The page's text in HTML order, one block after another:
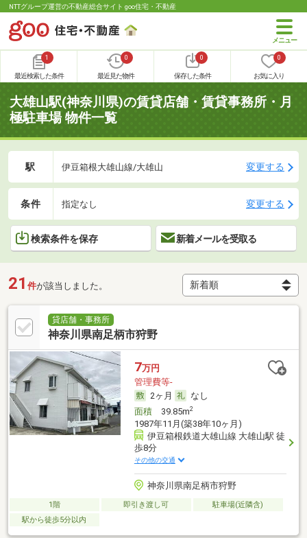
NTTグループ運営の不動産総合サイト goo住宅・不動産
1
最近検索した条件
0
最近見た物件
0
保存した条件
0
お気に入り
大雄山駅(神奈川県)の賃貸店舗・賃貸事務所・月
極駐車場 物件一覧
駅 伊豆箱根大雄山線/大雄山 変更する
条件 指定なし 変更する
検索条件を保存 新着メールを受取る
21 件が該当しました。
貸店舗・事務所
神奈川県南足柄市狩野
7万円
管理費等-
2ヶ月
なし
面積39.85m2
1987年11月(築38年10ヶ月)
伊豆箱根鉄道大雄山線 大雄山駅 徒
歩8分
その他の交通
神奈川県南足柄市狩野
1階 即引き渡し可
駐車場(近隣含)
駅から徒歩5分以内